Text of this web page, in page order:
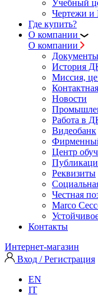
Учебный
Чертежи и
Где купить?
О компании
О компании
История
Миссия,
Новости
Работа в
Видеобанк
Центр
Реквизиты
Честная
Marco
Контакты
Интернет-магазин
Вход / Регистрация
EN
IT